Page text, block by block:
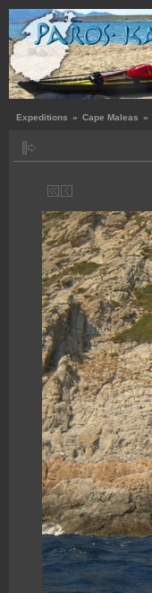
Expeditions » Cape Maleas »